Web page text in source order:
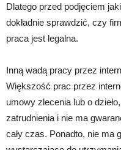
Dlatego przed podjęciem
dokładnie sprawdzić, czy
praca jest legalna.
Inną wadą pracy przez
Większość prac przez
umowy zlecenia lub o
zatrudnienia i nie ma
cały czas. Ponadto, nie ma